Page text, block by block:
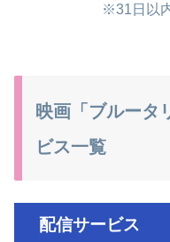
※31日以
映画「ブルータ
ビス一覧
配信サービス